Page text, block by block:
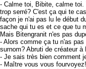
- Calme toi, Bibite, calme
trop serré? C'est ça qui te
façon je n'ai pas lu le début
sache qui tu es et ce que tu
Mais Bitengranit n'es pas
- Alors comme ça tu n'as
surnom? Abruti de créateur
- Je sais très bien comment
- Maître vous vous